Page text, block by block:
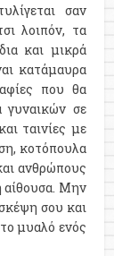
σαν
λοιπόν, τα
και μικρά
κατάμαυρα
που θα
γυναικών σε
ταινίες με
κοτόπουλα
ανθρώπους
αίθουσα. Μην
σου και
μυαλό ενός